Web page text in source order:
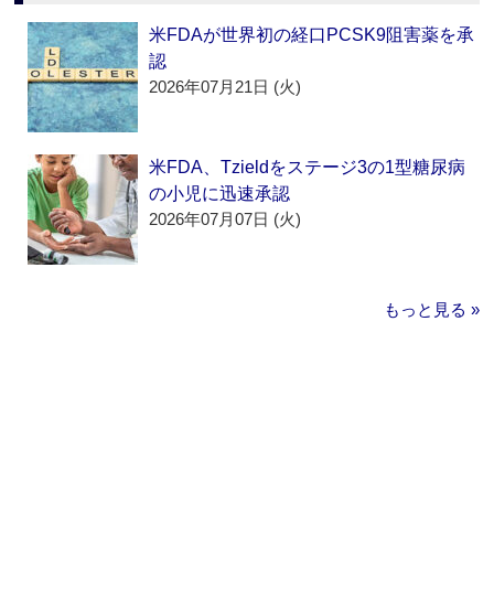
米FDAが世界初の経口PCSK9阻害薬を承
認
2026年07月21日 (火)
米FDA、Tzieldをステージ3の1型糖尿病
の小児に迅速承認
2026年07月07日 (火)
もっと見る »